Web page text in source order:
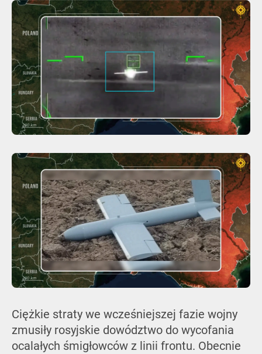
Ciężkie straty we wcześniejszej fazie wojny
zmusiły rosyjskie dowództwo do wycofania
ocalałych śmigłowców z linii frontu. Obecnie